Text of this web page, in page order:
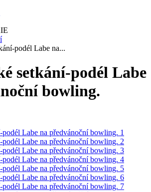
podél Labe na...
setkání-podél Labe
bowling.